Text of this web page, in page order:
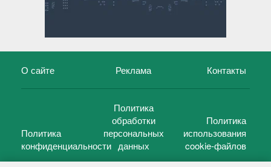
О сайте Реклама Контакты
Политика
конфиденциальности
Политика
обработки
персональных
данных
Политика
использования
cookie-файлов